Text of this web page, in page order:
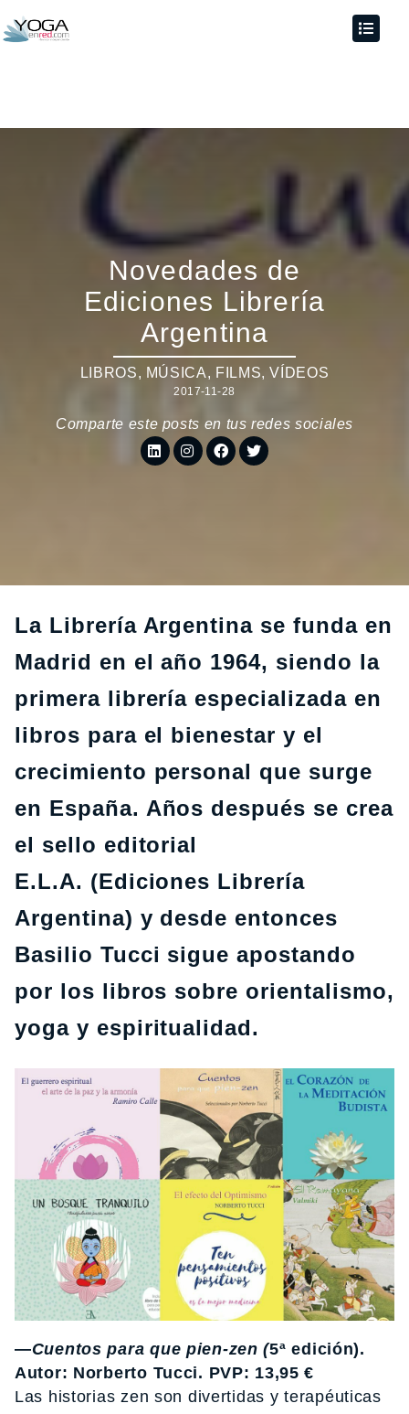
Novedades de
Ediciones Librería
Argentina
LIBROS, MÚSICA, FILMS, VÍDEOS
2017-11-28
Comparte este posts en tus redes sociales
La Librería Argentina se funda en
Madrid en el año 1964, siendo la
primera librería especializada en
libros para el bienestar y el
crecimiento personal que surge
en España. Años después se crea
el sello editorial
E.L.A. (Ediciones Librería
Argentina) y desde entonces
Basilio Tucci sigue apostando
por los libros sobre orientalismo,
yoga y espiritualidad.
—Cuentos para que pien-zen (5ª edición).
Autor: Norberto Tucci. PVP: 13,95 €
Las historias zen son divertidas y terapéuticas